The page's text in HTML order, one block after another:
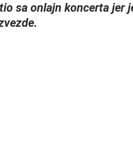
sa onlajn koncerta jer